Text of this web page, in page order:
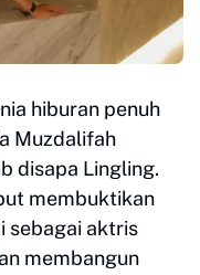
hiburan penuh
Muzdalifah
disapa Lingling.
membuktikan
sebagai aktris
membangun